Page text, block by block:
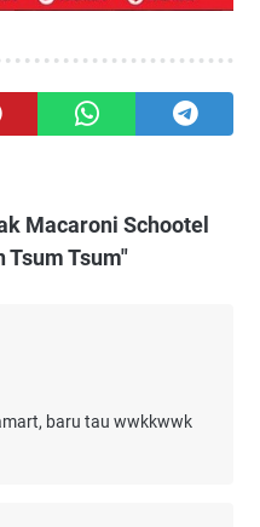
Macaroni Schootel
Tsum Tsum"
baru tau wwkkwwk